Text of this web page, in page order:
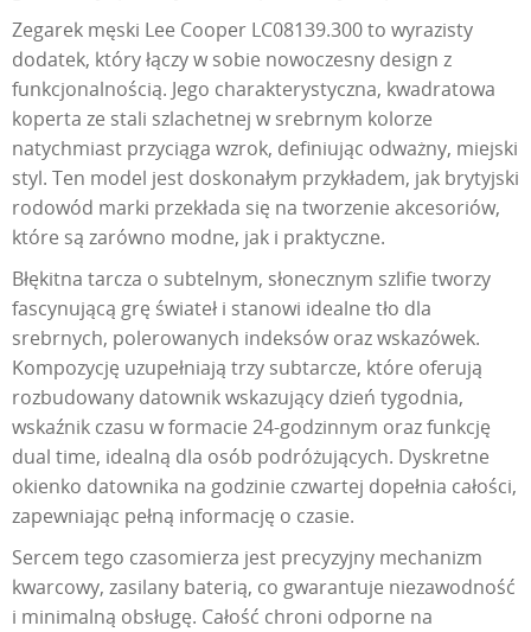
Zegarek męski Lee Cooper LC08139.300 to wyrazisty
dodatek, który łączy w sobie nowoczesny design z
funkcjonalnością. Jego charakterystyczna, kwadratowa
koperta ze stali szlachetnej w srebrnym kolorze
natychmiast przyciąga wzrok, definiując odważny, miejski
styl. Ten model jest doskonałym przykładem, jak brytyjski
rodowód marki przekłada się na tworzenie akcesoriów,
które są zarówno modne, jak i praktyczne.
Błękitna tarcza o subtelnym, słonecznym szlifie tworzy
fascynującą grę świateł i stanowi idealne tło dla
srebrnych, polerowanych indeksów oraz wskazówek.
Kompozycję uzupełniają trzy subtarcze, które oferują
rozbudowany datownik wskazujący dzień tygodnia,
wskaźnik czasu w formacie 24-godzinnym oraz funkcję
dual time, idealną dla osób podróżujących. Dyskretne
okienko datownika na godzinie czwartej dopełnia całości,
zapewniając pełną informację o czasie.
Sercem tego czasomierza jest precyzyjny mechanizm
kwarcowy, zasilany baterią, co gwarantuje niezawodność
i minimalną obsługę. Całość chroni odporne na